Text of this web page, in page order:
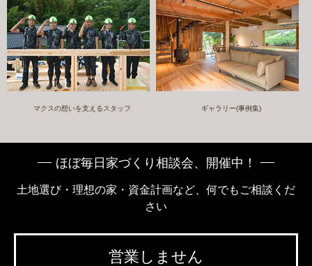
マクスの想いを支えるスタッフ ギャラリー(事例集)
ほぼ毎日家づくり相談会、開催中！
土地選び・理想の家・資金計画など、何でもご相談くだ
さい
営業しません